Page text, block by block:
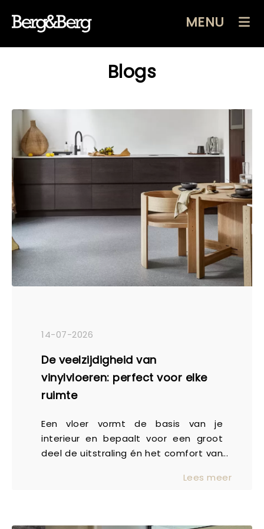
MENU
Blogs
14-07-2026
De veelzijdigheid van
vinylvloeren: perfect voor elke
ruimte
Een vloer vormt de basis van je
interieur en bepaalt voor een groot
deel de uitstraling én het comfort van
om een vloer te kiezen die niet alleen
Lees meer